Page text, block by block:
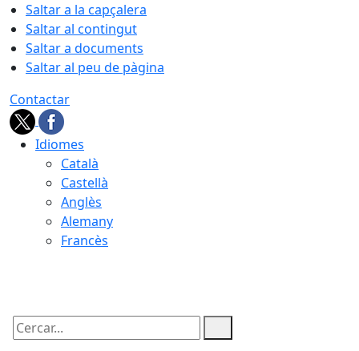
Saltar a la capçalera
Saltar al contingut
Saltar a documents
Saltar al peu de pàgina
Contactar
Idiomes
Català
Castellà
Anglès
Alemany
Francès
Cercar: